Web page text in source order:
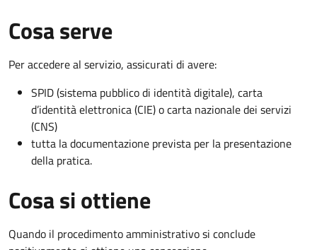
Cosa serve
Per accedere al servizio, assicurati di avere:
SPID (sistema pubblico di identità digitale), carta
d’identità elettronica (CIE) o carta nazionale dei servizi
(CNS)
tutta la documentazione prevista per la presentazione
della pratica.
Cosa si ottiene
Quando il procedimento amministrativo si conclude